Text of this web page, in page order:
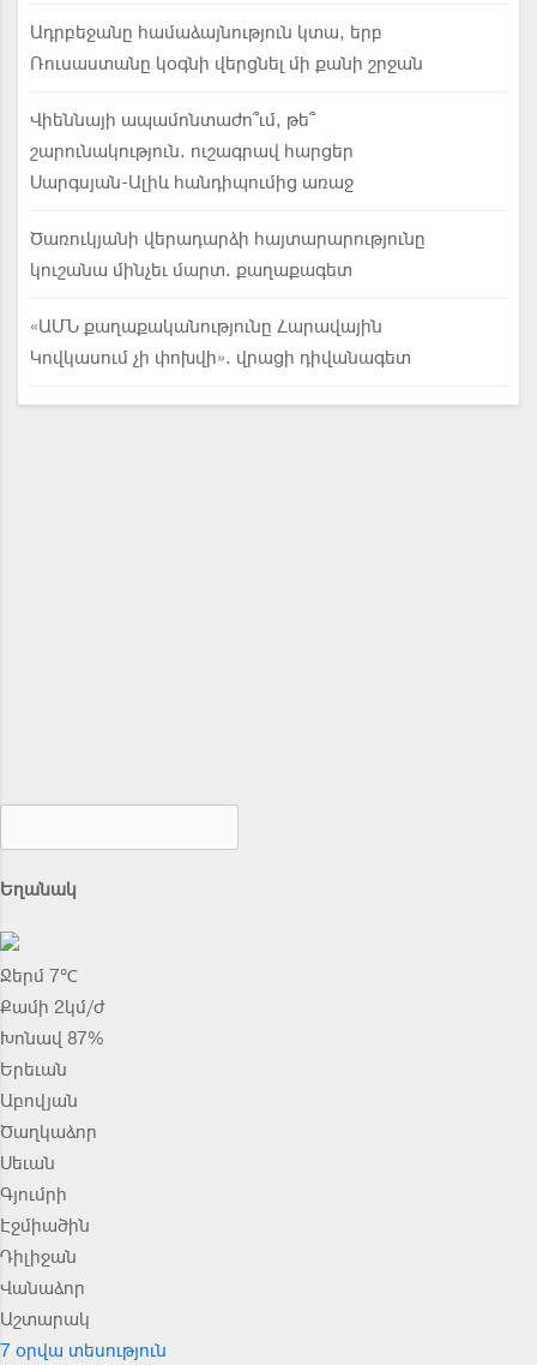
Ադրբեջանը համաձայնություն կտա, երբ
Ռուսաստանը կօգնի վերցնել մի քանի շրջան
Վիեննայի ապամոնտաժո՞ւմ, թե՞
շարունակություն. ուշագրավ հարցեր
Սարգսյան-Ալիև հանդիպումից առաջ
Ծառուկյանի վերադարձի հայտարարությունը
կուշանա մինչեւ մարտ. քաղաքագետ
«ԱՄՆ քաղաքականությունը Հարավային
Կովկասում չի փոխվի». վրացի դիվանագետ
Եղանակ
Ջերմ 7℃
Քամի 2կմ/ժ
Խոնավ 87%
Երեւան
Աբովյան
Ծաղկաձոր
Սեւան
Գյումրի
Էջմիածին
Դիլիջան
Վանաձոր
Աշտարակ
7 օրվա տեսություն